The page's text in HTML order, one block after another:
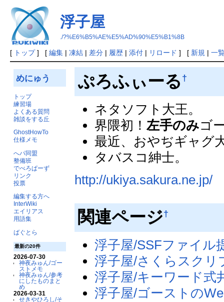
浮子屋
./?%E6%B5%AE%E5%AD%90%E5%B1%8B
[ トップ] [ 編集| 凍結| 差分| 履歴| 添付| リロード ] [ 新規 | 一
めにゅう
トップ
練習場
よくある質問
雑談をする丘
GhostHowTo
仕様メモ
へパ同盟
整備班
でべろぱーず
リンク
投票
編集する方へ
InterWiki
エイリアス
用語集
ばぐとら
最新の20件
2026-07-30
神夜みゅん/ゴー
ストメモ
神夜みゅん/参考
にしたものまと
め
2026-03-31
せきやひろし/そ
ぷろふぃーる †
ネタソフト大王。
界隈初！左手のみゴ
最近、おやぢギャグ
タバスコ紳士。
http://ukiya.sakura.ne.jp/
関連ページ†
浮子屋/SSFファイル
浮子屋/さくらスクリ
浮子屋/キーワード式
浮子屋/ゴーストの